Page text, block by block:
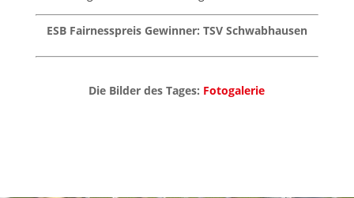
ESB Fairnesspreis Gewinner: TSV Schwabhausen
Die Bilder des Tages: Fotogalerie